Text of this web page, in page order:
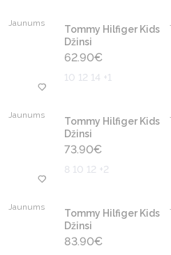
Jaunums
Tommy Hilfiger Kids
Džinsi
62.90€
10 12 14 +1
Jaunums
Tommy Hilfiger Kids
Džinsi
73.90€
8 10 12 +2
Jaunums
Tommy Hilfiger Kids
Džinsi
83.90€